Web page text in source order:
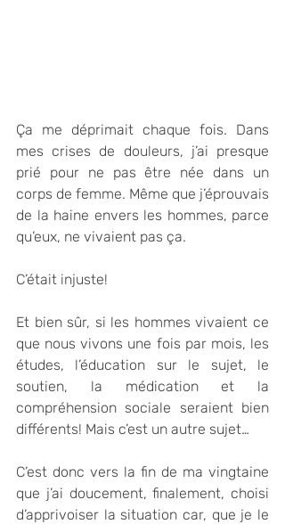
Ça me déprimait chaque fois. Dans
mes crises de douleurs, j’ai presque
prié pour ne pas être née dans un
corps de femme. Même que j’éprouvais
de la haine envers les hommes, parce
qu’eux, ne vivaient pas ça.
C’était injuste!
Et bien sûr, si les hommes vivaient ce
que nous vivons une fois par mois, les
études, l’éducation sur le sujet, le
soutien, la médication et la
compréhension sociale seraient bien
différents! Mais c’est un autre sujet…
C’est donc vers la fin de ma vingtaine
que j’ai doucement, finalement, choisi
d’apprivoiser la situation car, que je le